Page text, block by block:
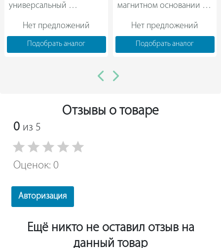
универсальный
AKBU 35 PMQW Select
Нет предложений
Подобрать аналог
магнитном основании
Нет предложений
Подобрать аналог
Отзывы о товаре
0 из 5
Оценок: 0
Авторизация
Ещё никто не оставил отзыв на
данный товар